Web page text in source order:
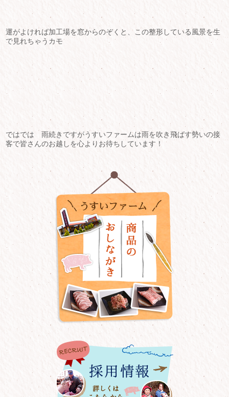
運がよければ加工場を窓からのぞくと、この整形している風景を生
で見れちゃうカモ
ではでは 雨続きですがうすいファームは雨を吹き飛ばす勢いの接
客で皆さんのお越しを心よりお待ちしています！